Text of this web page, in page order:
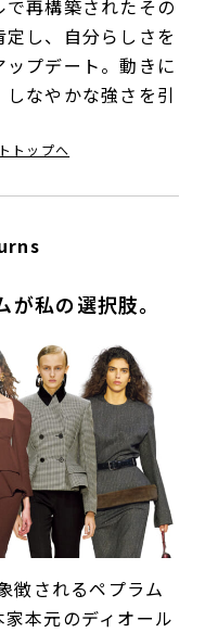
再構築されたその
し、自分らしさを
プデート。動きに
なやかな強さを引
トップへ
私の選択肢。
徴されるペプラム
本元のディオール